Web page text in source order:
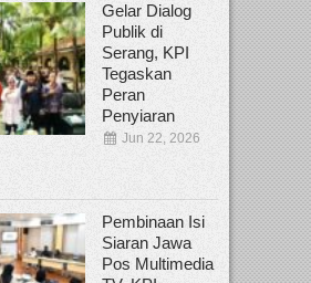
Gelar Dialog
Publik di
Serang, KPI
Tegaskan
Peran
Penyiaran
Jun 22, 2026
Pembinaan Isi
Siaran Jawa
Pos Multimedia